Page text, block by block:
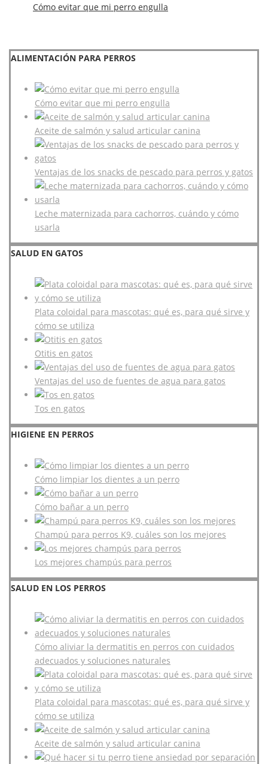
Cómo evitar que mi perro engulla
ALIMENTACIÓN PARA PERROS
Cómo evitar que mi perro engulla
Aceite de salmón y salud articular canina
Ventajas de los snacks de pescado para perros y gatos
Leche maternizada para cachorros, cuándo y cómo
usarla
SALUD EN GATOS
Plata coloidal para mascotas: qué es, para qué sirve y
cómo se utiliza
Otitis en gatos
Ventajas del uso de fuentes de agua para gatos
Tos en gatos
HIGIENE EN PERROS
Cómo limpiar los dientes a un perro
Cómo bañar a un perro
Champú para perros K9, cuáles son los mejores
Los mejores champús para perros
SALUD EN LOS PERROS
Cómo aliviar la dermatitis en perros con cuidados
adecuados y soluciones naturales
Plata coloidal para mascotas: qué es, para qué sirve y
cómo se utiliza
Aceite de salmón y salud articular canina